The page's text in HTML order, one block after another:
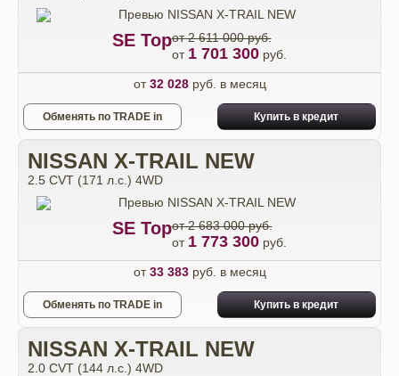
SE Topот 2 611 000 руб.
от 1 701 300руб.
от32 028руб. в месяц
Обменять по TRADE in Купить в кредит
NISSAN X-TRAIL NEW
2.5 CVT (171 л.с.) 4WD
SE Topот 2 683 000 руб.
от 1 773 300руб.
от33 383руб. в месяц
Обменять по TRADE in Купить в кредит
NISSAN X-TRAIL NEW
2.0 CVT (144 л.с.) 4WD